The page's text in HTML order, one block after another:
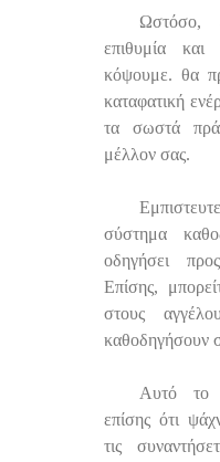
Ωστόσο,
επιθυμία
κόψουμε. θα
καταφατική
τα σωστά
μέλλον σας.
σύστημα
οδηγήσει
Επίσης,
στους
καθοδηγήσουν
Αυτό το
επίσης ότι
τις